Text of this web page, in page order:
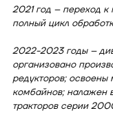
2021 год – переход
полный цикл
2022-2023 годы –
организовано
редукторов; освоены
комбайнов; налажен
тракторов серии